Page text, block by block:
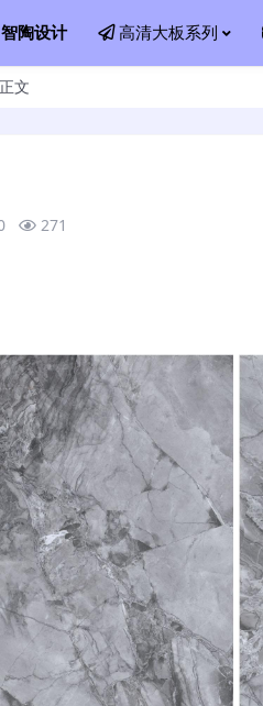
智陶设计 高清大板系列
正文
271